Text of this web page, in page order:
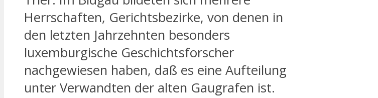
Herrschaften, Gerichtsbezirke, von denen in
den letzten Jahrzehnten besonders
luxemburgische Geschichtsforscher
nachgewiesen haben, daß es eine Aufteilung
unter Verwandten der alten Gaugrafen ist.